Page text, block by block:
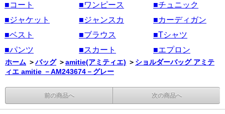
■コート
■ワンピース
■チュニック
■ジャケット
■ジャンスカ
■カーディガン
■ベスト
■ブラウス
■Tシャツ
■パンツ
■スカート ■エプロン
ホーム ＞バッグ ＞amitie(アミティエ) ＞ ショルダーバッグ アミテ
ィエ amitie －AM243674－グレー
前の商品へ 次の商品へ